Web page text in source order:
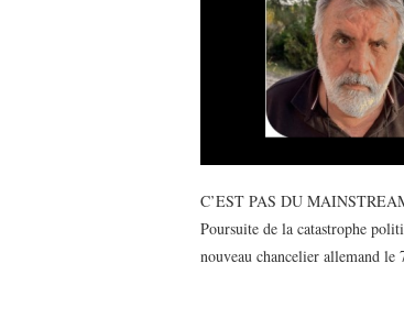
C’EST PAS DU
Poursuite de la catastrophe
nouveau chancelier allemand